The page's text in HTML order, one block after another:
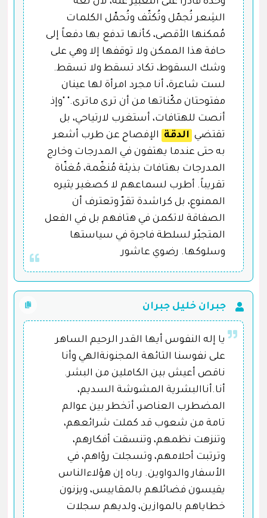
الشِعر تُجمّل وتُكثّف وتُحمِّل الكلمات
مُمكنها الأقصى، كأنها تدفع بها دفعاً إلى
حافة هذا الممكن ولا توقفها إلا وهي على
وشك السقوط، تكاد تسقط ولا تسقط.
لست شاعرة، أنا مجرد امرأة لها عينان
مفتوحتان مكّناتها من أن ترى ماترى." "وإذ
أنصت للهتافات، أستغرب لارتياحي، بل
تقتضي الدقة
الإفصاح عن طرب أشعر
به حتى عندما يهتفون في المدرجات وخارج
المدرجات بهتافات بذيئة مُنغّمة، مُغنّاة
تقريباً. أطرب لسماعهم لا كصغير يثيره
الممنوع، بل كراشدة تقرّ وتعترف أن
الصفاقة لاتكمن في هتافهم بل في الفعل
المتجبّر لسلطة فاجرة في سياستها
وسلوكها. رضوي عاشور
جبران خليل جبران
يا إله النفوس أيها القدر الرحيم الساهر
على نفوسنا التائهة المجنونةالهي وأنا
ناقص أعيش بين الكاملين من البشر.
أنا.أناالبشرية المشوشة السديم،
المضطرب العناصر، أتخطر بين عوالم
تامة من شعوب قد كملت شرائعهم،
وتنزهت نظمهم، وتنسقت أفكارهم،
وترتبت أحلامهم، وتسجلت رؤاهم، في
الأسفار والدواوين. رباه إن هؤلاءالناس
يقيسون فضائلهم بالمقاييس، ويزنون
خطاياهم بالموازين، ولديهم سجلات